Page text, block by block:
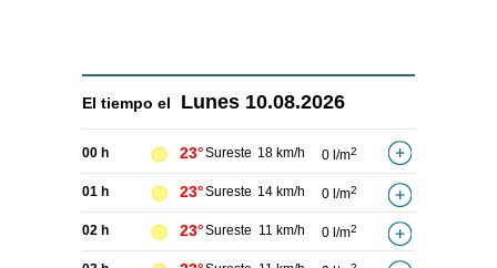
El tiempo el Lunes 10.08.2026
00 h 23°Sureste 18 km/h 0 l/m2
01 h 23°Sureste 14 km/h 0 l/m2
02 h 23°Sureste 11 km/h 0 l/m2